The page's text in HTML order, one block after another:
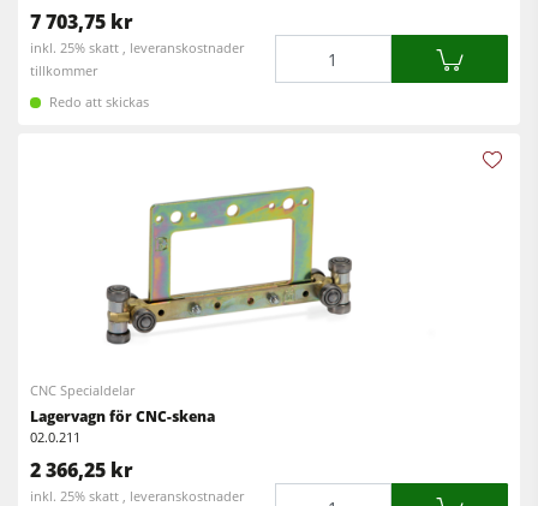
7 703,75 kr
inkl. 25% skatt , leveranskostnader
tillkommer
Redo att skickas
CNC Specialdelar
Lagervagn för CNC-skena
02.0.211
2 366,25 kr
inkl. 25% skatt , leveranskostnader